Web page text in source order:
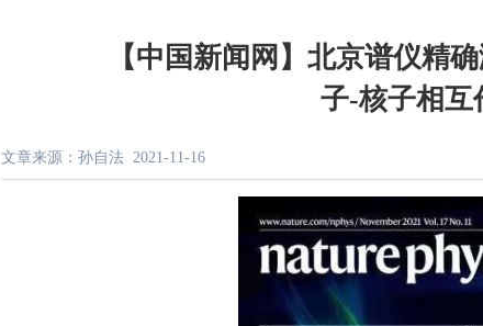
【中国新闻网】北京谱仪精
子-核子相互
文章来源：孙自法 2021-11-16